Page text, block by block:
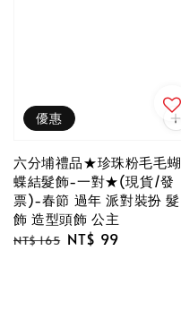
優惠
六分埔禮品★珍珠粉毛毛蝴
蝶結髮飾-一對★(現貨/發
票)-春節 過年 派對裝扮 髮
飾 造型頭飾 公主
Regular
NT$ 165 Sale
NT$ 99